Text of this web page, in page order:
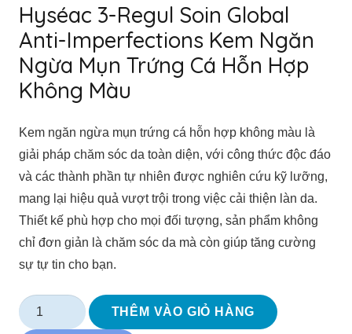
Hyséac 3-Regul Soin Global
Anti-Imperfections Kem Ngăn
Ngừa Mụn Trứng Cá Hỗn Hợp
Không Màu
Kem ngăn ngừa mụn trứng cá hỗn hợp không màu là
giải pháp chăm sóc da toàn diện, với công thức độc đáo
và các thành phần tự nhiên được nghiên cứu kỹ lưỡng,
mang lại hiệu quả vượt trội trong việc cải thiện làn da.
Thiết kế phù hợp cho mọi đối tượng, sản phẩm không
chỉ đơn giản là chăm sóc da mà còn giúp tăng cường
sự tự tin cho bạn.
Hyséac
3-
THÊM VÀO GIỎ HÀNG